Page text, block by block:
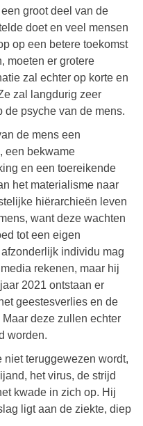
groot deel van de
doet en veel mensen
op een betere toekomst
moeten er grotere
zal echter op korte en
zal langdurig zeer
psyche van de mens.
de mens een
een bekwame
en een toereikende
het materialisme naar
hiërarchieën leven
want deze wachten
tot een eigen
individu mag
rekenen, maar hij
2021 ontstaan er
geestesverlies en de
deze zullen echter
worden.
niet teruggewezen wordt,
het virus, de strijd
kwade in zich op. Hij
ligt aan de ziekte, diep